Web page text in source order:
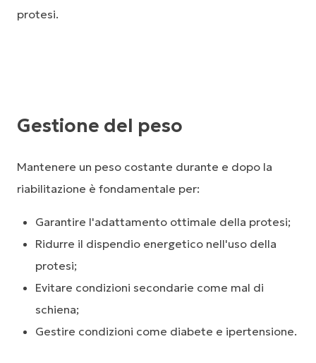
protesi.
Gestione del peso
Mantenere un peso costante durante e dopo la
riabilitazione è fondamentale per:
Garantire l'adattamento ottimale della protesi;
Ridurre il dispendio energetico nell'uso della
protesi;
Evitare condizioni secondarie come mal di
schiena;
Gestire condizioni come diabete e ipertensione.